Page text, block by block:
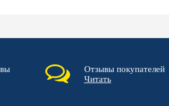
Отзывы покупателей
Читать